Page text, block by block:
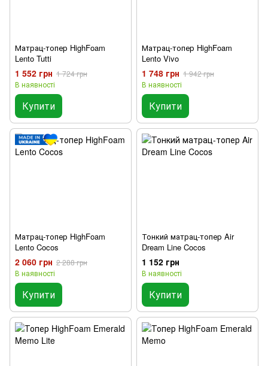
Матрац-топер HighFoam
Lento Tutti
1 552 грн 1 724 грн
В наявності
Купити
Матрац-топер HighFoam
Lento Vivo
1 748 грн 1 942 грн
В наявності
Купити
Матрац-топер HighFoam
Lento Cocos
2 060 грн 2 288 грн
В наявності
Купити
Тонкий матрац-топер Air
Dream Line Cocos
1 152 грн
В наявності
Купити